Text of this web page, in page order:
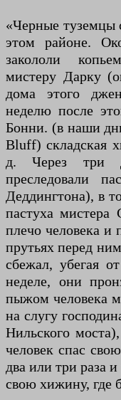
«Черные туземцы
этом районе.
закололи
мистеру Дарку
дома этого
неделю после
Бонни. (в наши
Bluff) складская
д. Через три
преследовали
Деддингтона), в
пастуха мистера
плечо человека и
прутьях перед
сбежал, убегая
неделе, они
пыжом человека
на слугу
Нильского
человек спас
два или три раза
свою хижину, где